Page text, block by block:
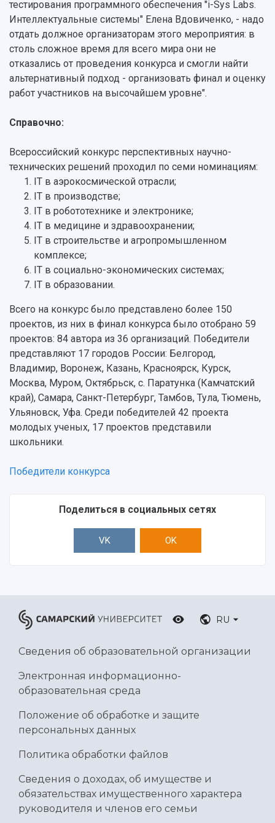
тестирования программного обеспечения "i-Sys Labs.
Интеллектуальные системы" Елена Вдовиченко, - надо
отдать должное организаторам этого мероприятия: в
столь сложное время для всего мира они не
отказались от проведения конкурса и смогли найти
альтернативный подход - организовать финал и оценку
работ участников на высочайшем уровне".
Справочно:
Всероссийский конкурс перспективных научно-
технических решений проходил по семи номинациям:
IT в аэрокосмической отрасли;
IT в производстве;
IT в робототехнике и электронике;
IT в медицине и здравоохранении;
IT в строительстве и агропромышленном
комплексе;
IT в социально-экономических системах;
IT в образовании.
Всего на конкурс было представлено более 150
проектов, из них в финал конкурса было отобрано 59
проектов: 84 автора из 36 организаций. Победители
представляют 17 городов России: Белгород,
Владимир, Воронеж, Казань, Красноярск, Курск,
Москва, Муром, Октябрьск, c. Паратунка (Камчатский
край), Самара, Санкт-Петербург, Тамбов, Тула, Тюмень,
Ульяновск, Уфа. Среди победителей 42 проекта
молодых ученых, 17 проектов представили
школьники.
Победители конкурса
Поделиться в социальных сетях
VK OK
RU
Сведения об образовательной организации
Электронная информационно-
образовательная среда
Положение об обработке и защите
персональных данных
Политика обработки файлов
Сведения о доходах, об имуществе и
обязательствах имущественного характера
руководителя и членов его семьи